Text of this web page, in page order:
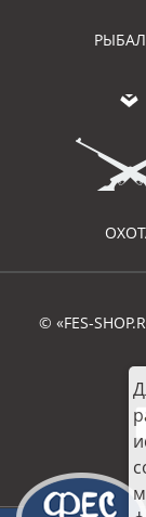
© «FES-